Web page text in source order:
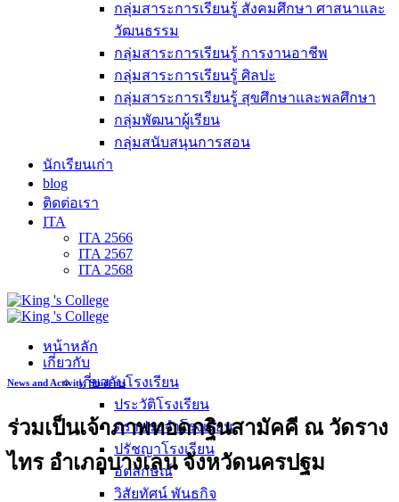
กลุ่มสาระการเรียนรู้ สังคมศึกษา ศาสนาและ
วัฒนธรรม
กลุ่มสาระการเรียนรู้ การงานอาชีพ
กลุ่มสาระการเรียนรู้ ศิลปะ
กลุ่มสาระการเรียนรู้ สุขศึกษาและพลศึกษา
กลุ่มพัฒนาผู้เรียน
กลุ่มสนับสนุนการสอน
นักเรียนเก่า
blog
ติดต่อเรา
ITA
ITA 2566
ITA 2567
ITA 2568
หน้าหลัก
เกี่ยวกับ
เกี่ยวกับโรงเรียน
ประวัติโรงเรียน
ตราประจำโรงเรียน
ปรัชญาโรงเรียน
อัตลักษณ์
วิสัยทัศน์ พันธกิจ
News and Activity,Students
ร่วมเป็นเจ้าภาพทอดกฐินสามัคคี ณ วัดราง
ไทร อำเภอบางเลน จังหวัดนครปฐม